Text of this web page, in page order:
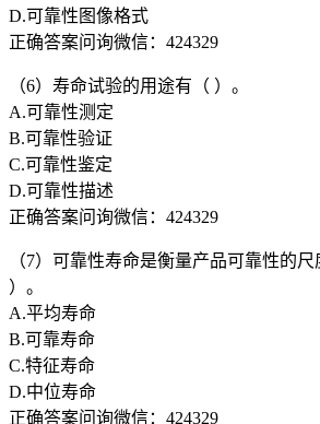
D.可靠性图像格式
正确答案问询微信：424329
（6）寿命试验的用途有（ ）。
A.可靠性测定
B.可靠性验证
C.可靠性鉴定
D.可靠性描述
正确答案问询微信：424329
（7）可靠性寿命是衡量产品可靠性的
）。
A.平均寿命
B.可靠寿命
C.特征寿命
D.中位寿命
正确答案问询微信：424329